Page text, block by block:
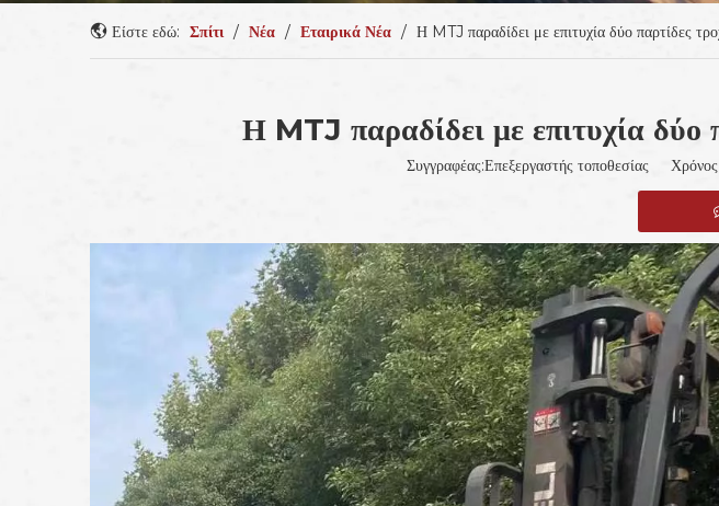
Είστε εδώ: Σπίτι / Νέα / Εταιρικά Νέα / Η MTJ παραδίδει με επιτυχία δύο παρτίδες
Η MTJ παραδίδει με επιτυχία
Συγγραφέας:Επεξεργαστής τοποθεσίας